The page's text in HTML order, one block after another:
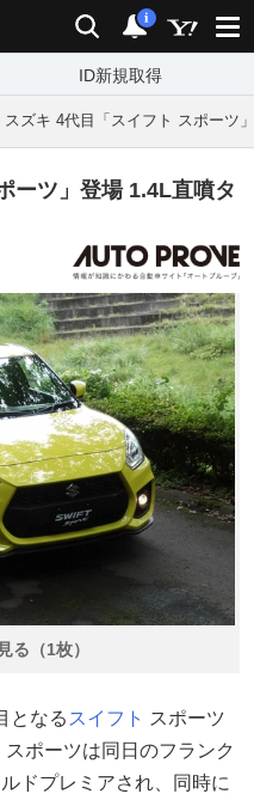
検索 通知
i
ID新規取得
スズキ 4代目「スイフト スポーツ
ーツ」登場 1.4L直噴タ
る（1枚）
となる スイフト スポーツ
ポーツは同日のフランク
ドプレミアされ、同時に